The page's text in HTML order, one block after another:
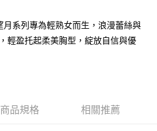
限公司」（以下簡稱本公司）所提供，讓
商品或服務，並由商店將買賣／分期付款
期」之契約關係目的，商店將以您的個人
供予台灣大哥大進項蒐集、處理及利用，
付款，方視為交易完成。
立刻繳費，但若您需要取消訂單，請聯絡
消之訂單仍視為有效，需透過AFTEE先享
款等相關疑問，請聯繫「AFTEE先享後付
提供之「AFTEE先享後付」服務完成之交
個人資料，並將交易相關給付款項請求債
以上)免運費
上)免運費
系列專為輕熟女而生，浪漫蕾絲與
輕盈托起柔美胸型，綻放自信與優
商品規格 相關推薦